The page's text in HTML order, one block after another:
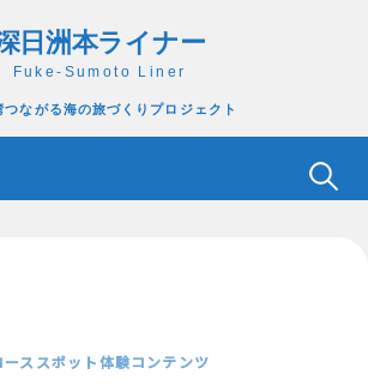
日洲本ライナー
Fuke-Sumoto Liner
つながる海の旅づくりプロジェクト
検
ース スポット体験コンテンツ